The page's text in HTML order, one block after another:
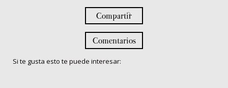
Compartir
Comentarios
Si te gusta esto te puede interesar: